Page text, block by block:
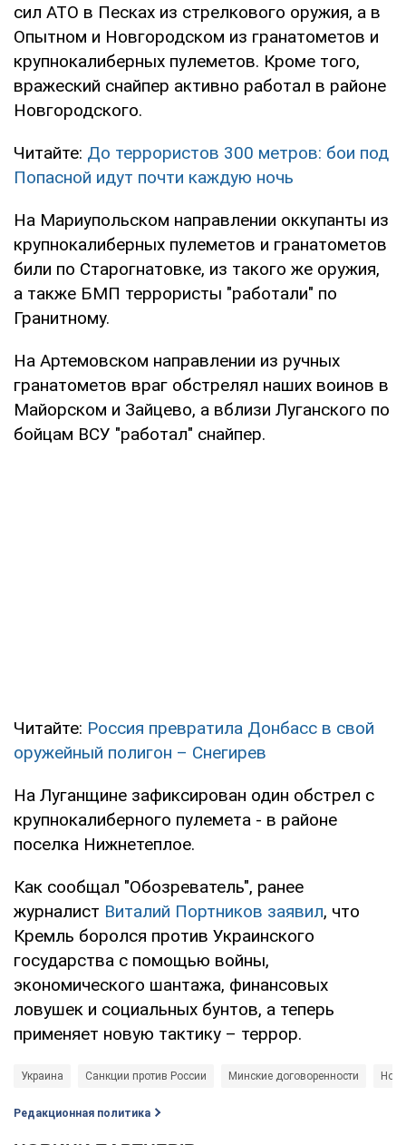
сил АТО в Песках из стрелкового оружия, а в
Опытном и Новгородском из гранатометов и
крупнокалиберных пулеметов. Кроме того,
вражеский снайпер активно работал в районе
Новгородского.
Читайте: До террористов 300 метров: бои под
Попасной идут почти каждую ночь
На Мариупольском направлении оккупанты из
крупнокалиберных пулеметов и гранатометов
били по Старогнатовке, из такого же оружия,
а также БМП террористы "работали" по
Гранитному.
На Артемовском направлении из ручных
гранатометов враг обстрелял наших воинов в
Майорском и Зайцево, а вблизи Луганского по
бойцам ВСУ "работал" снайпер.
Читайте: Россия превратила Донбасс в свой
оружейный полигон – Снегирев
На Луганщине зафиксирован один обстрел с
крупнокалиберного пулемета - в районе
поселка Нижнетеплое.
Как сообщал "Обозреватель", ранее
журналист Виталий Портников заявил, что
Кремль боролся против Украинского
государства с помощью войны,
экономического шантажа, финансовых
ловушек и социальных бунтов, а теперь
применяет новую тактику – террор.
Украина Санкции против России Минские договоренности
Редакционная политика